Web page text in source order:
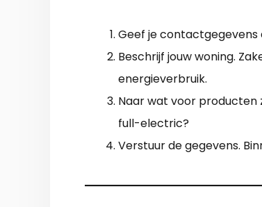
Geef je contactgegevens
Beschrijf jouw woning.
energieverbruik.
Naar wat voor producten
full-electric?
Verstuur de gegevens.